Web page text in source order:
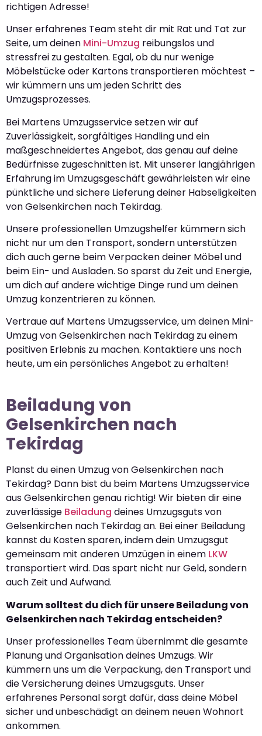
richtigen Adresse!
Unser erfahrenes Team steht dir mit Rat und Tat zur
Seite, um deinen Mini-Umzug reibungslos und
stressfrei zu gestalten. Egal, ob du nur wenige
Möbelstücke oder Kartons transportieren möchtest –
wir kümmern uns um jeden Schritt des
Umzugsprozesses.
Bei Martens Umzugsservice setzen wir auf
Zuverlässigkeit, sorgfältiges Handling und ein
maßgeschneidertes Angebot, das genau auf deine
Bedürfnisse zugeschnitten ist. Mit unserer langjährigen
Erfahrung im Umzugsgeschäft gewährleisten wir eine
pünktliche und sichere Lieferung deiner Habseligkeiten
von Gelsenkirchen nach Tekirdag.
Unsere professionellen Umzugshelfer kümmern sich
nicht nur um den Transport, sondern unterstützen
dich auch gerne beim Verpacken deiner Möbel und
beim Ein- und Ausladen. So sparst du Zeit und Energie,
um dich auf andere wichtige Dinge rund um deinen
Umzug konzentrieren zu können.
Vertraue auf Martens Umzugsservice, um deinen Mini-
Umzug von Gelsenkirchen nach Tekirdag zu einem
positiven Erlebnis zu machen. Kontaktiere uns noch
heute, um ein persönliches Angebot zu erhalten!
Beiladung von
Gelsenkirchen nach
Tekirdag
Planst du einen Umzug von Gelsenkirchen nach
Tekirdag? Dann bist du beim Martens Umzugsservice
aus Gelsenkirchen genau richtig! Wir bieten dir eine
zuverlässige Beiladung deines Umzugsguts von
Gelsenkirchen nach Tekirdag an. Bei einer Beiladung
kannst du Kosten sparen, indem dein Umzugsgut
gemeinsam mit anderen Umzügen in einem LKW
transportiert wird. Das spart nicht nur Geld, sondern
auch Zeit und Aufwand.
Warum solltest du dich für unsere Beiladung von
Gelsenkirchen nach Tekirdag entscheiden?
Unser professionelles Team übernimmt die gesamte
Planung und Organisation deines Umzugs. Wir
kümmern uns um die Verpackung, den Transport und
die Versicherung deines Umzugsguts. Unser
erfahrenes Personal sorgt dafür, dass deine Möbel
sicher und unbeschädigt an deinem neuen Wohnort
ankommen.